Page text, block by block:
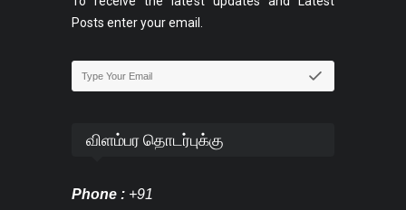
Posts enter your email.
விளம்பர தொடர்புக்கு
Phone : +91